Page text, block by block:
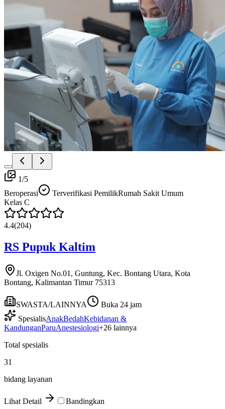
1/5
Beroperasi
Terverifikasi PemilikRumah Sakit Umum
Kelas C
4.4(204)
RS Pupuk Kaltim
Jl. Oxigen No.01, Guntung, Kec. Bontang Utara, Kota
Bontang, Kalimantan Timur 75313
SWASTA/LAINNYA
Buka 24 jam
SpesialisAnakBedahKebidanan &
KandunganParuAnestesiologi+26 lainnya
Total spesialis
31
bidang layanan
Lihat Detail Bandingkan